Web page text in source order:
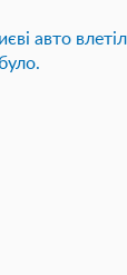
авто